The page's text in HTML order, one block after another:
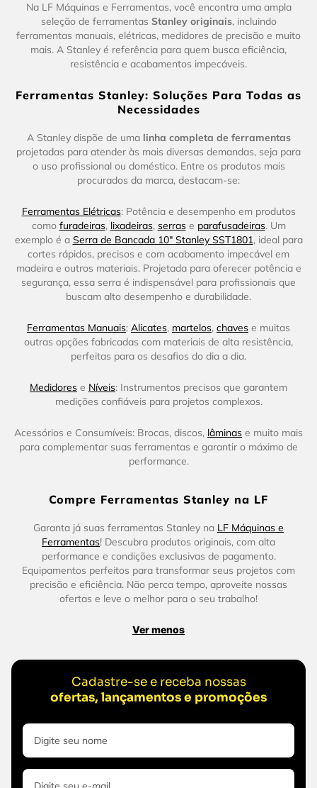
Na LF Máquinas e Ferramentas, você encontra uma ampla
seleção de ferramentas Stanley originais, incluindo
ferramentas manuais, elétricas, medidores de precisão e muito
mais. A Stanley é referência para quem busca eficiência,
resistência e acabamentos impecáveis.
Ferramentas Stanley: Soluções Para Todas as
Necessidades
A Stanley dispõe de uma linha completa de ferramentas
projetadas para atender às mais diversas demandas, seja para
o uso profissional ou doméstico. Entre os produtos mais
procurados da marca, destacam-se:
Ferramentas Elétricas: Potência e desempenho em produtos
como furadeiras, lixadeiras, serrase parafusadeiras. Um
exemplo é a Serra de Bancada 10" Stanley SST1801, ideal para
cortes rápidos, precisos e com acabamento impecável em
madeira e outros materiais. Projetada para oferecer potência e
segurança, essa serra é indispensável para profissionais que
buscam alto desempenho e durabilidade.
Ferramentas Manuais: Alicates, martelos, chaves e muitas
outras opções fabricadas com materiais de alta resistência,
perfeitas para os desafios do dia a dia.
Medidores e Níveis: Instrumentos precisos que garantem
medições confiáveis para projetos complexos.
Acessórios e Consumíveis: Brocas, discos, lâminas e muito mais
para complementar suas ferramentas e garantir o máximo de
performance.
Compre Ferramentas Stanley na LF
Garanta já suas ferramentas Stanley na LF Máquinas e
Ferramentas! Descubra produtos originais, com alta
performance e condições exclusivas de pagamento.
Equipamentos perfeitos para transformar seus projetos com
precisão e eficiência. Não perca tempo, aproveite nossas
ofertas e leve o melhor para o seu trabalho!
Ver menos
Cadastre-se e receba nossas
ofertas, lançamentos e promoções